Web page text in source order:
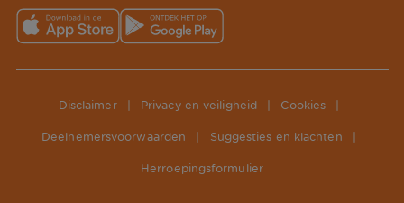
Disclaimer Privacy en veiligheid Cookies
Deelnemersvoorwaarden Suggesties en klachten
Herroepingsformulier